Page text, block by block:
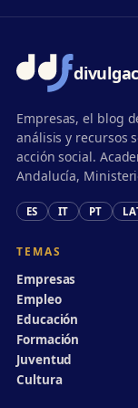
Empresas, el blog
análisis y recursos
acción social.
Andalucía,
ES IT PT
TEMAS
Empresas
Empleo
Educación
Formación
Juventud
Cultura